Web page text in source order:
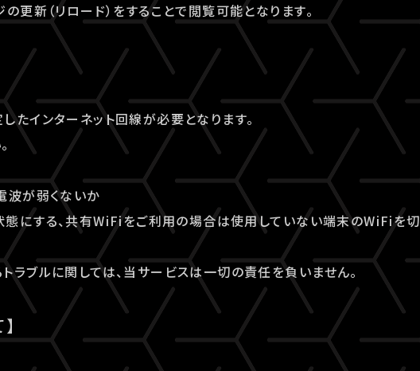
更新（リロード）をすることで閲覧可能となります。
たインターネット回線が必要となります。
波が弱くないか
にする、共有WiFiをご利用の場合は使用していない端末のWiFiを切
ブルに関しては、当サービスは一切の責任を負いません。